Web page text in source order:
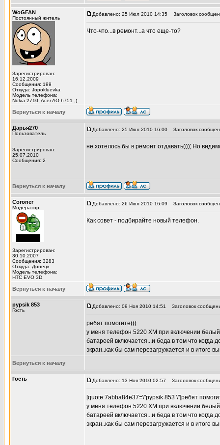
WoGFAN
Постоянный житель
Зарегистрирован:
16.12.2009
Сообщения: 199
Откуда: Jopokluevka
Модель телефона:
Nokia 2710, Acer AO h751 ;)
Добавлено: 25 Июл 2010 14:35 Заголовок
Что-что...в ремонт...а что еще-то?
Вернуться к началу
Дарья270
Пользователь
Зарегистрирован:
25.07.2010
Сообщения: 2
Добавлено: 25 Июл 2010 16:00 Заголовок
не хотелось бы в ремонт отдавать(((( Но
Вернуться к началу
Coroner
Модератор
Зарегистрирован:
30.10.2007
Сообщения: 3283
Откуда: Донецк
Модель телефона:
HTC EVO 3D
Добавлено: 26 Июл 2010 16:09 Заголовок
Как совет - подбирайте новый телефон.
Вернуться к началу
pypsik 853
Гость
Добавлено: 09 Ноя 2010 14:51 Заголовок
ребят помогите(((
у меня телефон 5220 ХМ при включении белый
батареей включается...и беда в том что когда
экран..как бы сам перезагружается и в
Вернуться к началу
Гость Добавлено: 13 Ноя 2010 02:57 Заголовок
[quote:7abba84e37=\"pypsik 853 \"]ребят
у меня телефон 5220 ХМ при включении белый
батареей включается...и беда в том что когда
экран..как бы сам перезагружается и в